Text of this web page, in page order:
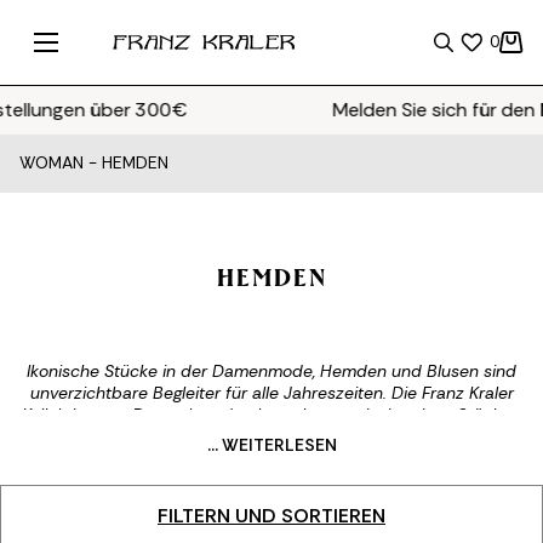
0
über 300€ Melden Sie sich für den
WOMAN - HEMDEN
HEMDEN
Ikonische Stücke in der Damenmode, Hemden und Blusen sind
unverzichtbare Begleiter für alle Jahreszeiten. Die Franz Kraler
Kollektion von Damenhemden besteht aus einzigartigen Stücken,
die sorgfältig aus den begehrtesten Modehäusern der
Gegenwart ausgewählt wurden. Von der klassischen weißen
Bluse bis hin zu mutigeren Modellen ist unser Angebot für alle
Persönlichkeit durch Mode ausdrücken möchte. Tragen Sie sie
... WEITERLESEN
FILTERN UND SORTIEREN